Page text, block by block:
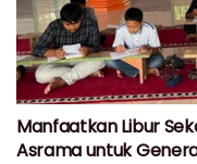
Manfaatkan Libur
Asrama untuk